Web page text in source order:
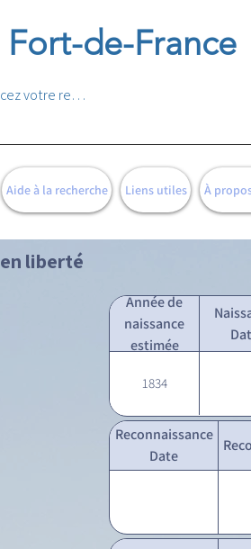
Fort-de-France
Aide à la recherche Liens utiles À
liberté
Année de
naissance
estimée
1834
Reconnaissance
Date